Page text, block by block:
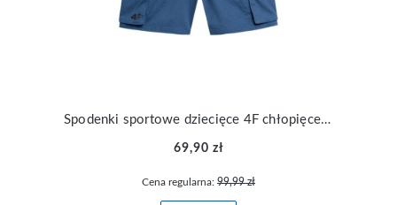
Spodenki sportowe dziecięce 4F chłopięce na co dzień TSHOM022-32S
69,90 zł
Cena regularna: 99,99 zł